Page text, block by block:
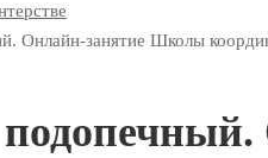
Онлайн-занятие Школы